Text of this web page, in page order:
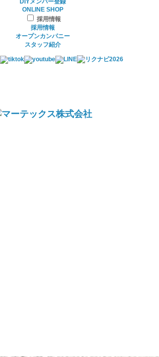
DIYメンバー登録
ONLINE SHOP
採用情報
採用情報
オープンカンパニー
スタッフ紹介